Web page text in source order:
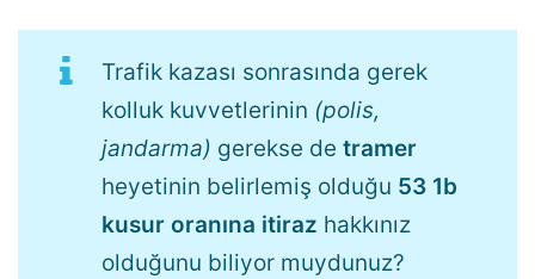
Trafik kazası sonrasında gerek
kolluk kuvvetlerinin (polis,
jandarma) gerekse de tramer
heyetinin belirlemiş olduğu 53 1b
kusur oranına itiraz hakkınız
olduğunu biliyor muydunuz?